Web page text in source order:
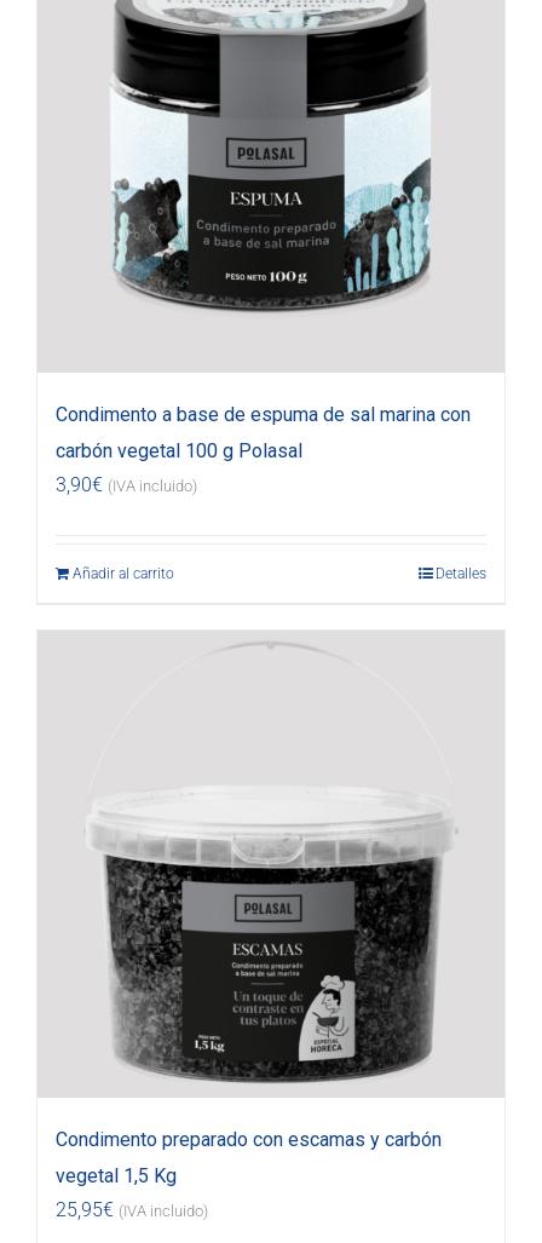
Condimento a base de espuma de sal marina con
carbón vegetal 100 g Polasal
3,90€ (IVA incluido)
Añadir al carrito Detalles
Condimento preparado con escamas y carbón
vegetal 1,5 Kg
25,95€ (IVA incluido)